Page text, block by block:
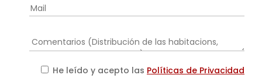
He leído y acepto las Políticas de Privacidad